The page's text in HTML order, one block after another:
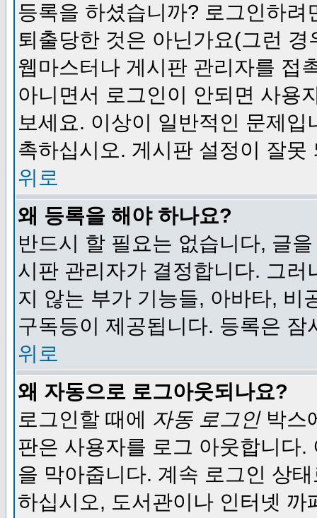
등록을 하셨습니까? 로그인하
퇴출당한 것은 아닌가요(그런
웹마스터나 게시판 관리자를 접
아니면서 로그인이 안되면 사용
보세요. 이상이 일반적인 문제
촉하십시오. 게시판 설정이 잘못
위로
왜 등록을 해야 하나요?
반드시 할 필요는 없습니다, 글
시판 관리자가 결정합니다. 그
지 않는 부가 기능들, 아바타, 비
구독등이 제공됩니다. 등록은
위로
왜 자동으로 로그아웃되나요?
로그인할 때에 자동 로그인박스
판은 사용자를 로그 아웃합니다
을 막아줍니다. 계속 로그인 상
하십시오, 도서관이나 인터넷